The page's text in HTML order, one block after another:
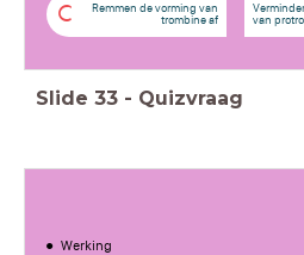
C
Remmen de vorming van
trombine af
van
Slide 33 - Quizvraag
Werking